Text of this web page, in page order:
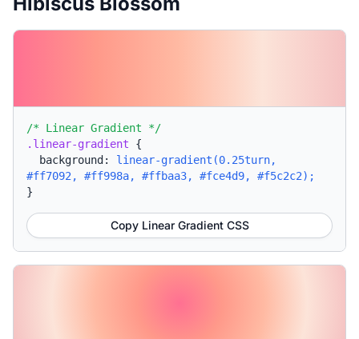
/* Linear Gradient */
.linear-gradient {
background: linear-gradient(0.25turn,
#ff7092, #ff998a, #ffbaa3, #fce4d9, #f5c2c2);
}
Copy Linear Gradient CSS